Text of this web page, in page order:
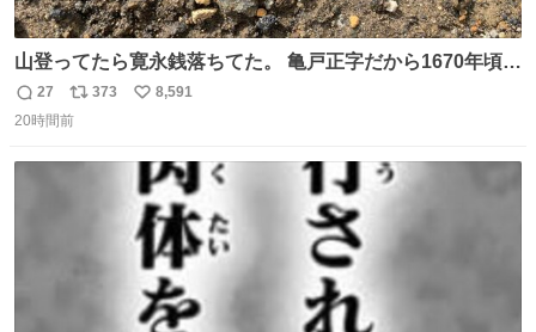
山登ってたら寛永銭落ちてた。 亀戸正字だから1670年頃に
鋳造されたもの。
返
信
27
リ
ポ
373
い
8,591
20時間前